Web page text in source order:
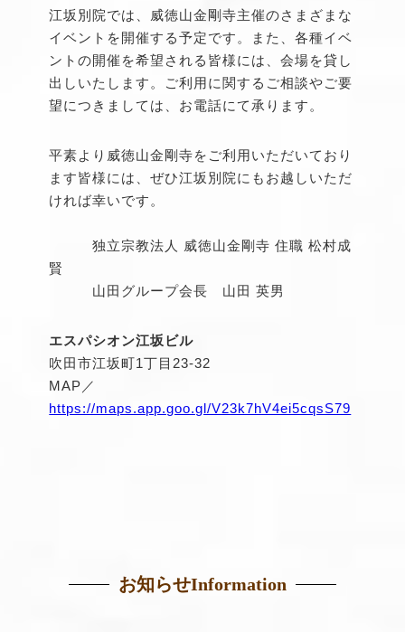
江坂別院では、威徳山金剛寺主催のさまざまな
イベントを開催する予定です。また、各種イベ
ントの開催を希望される皆様には、会場を貸し
出しいたします。ご利用に関するご相談やご要
望につきましては、お電話にて承ります。
平素より威徳山金剛寺をご利用いただいており
ます皆様には、ぜひ江坂別院にもお越しいただ
ければ幸いです。
独立宗教法人 威徳山金剛寺 住職 松村成
賢
山田グループ会長 山田 英男
エスパシオン江坂ビル
吹田市江坂町1丁目23-32
MAP／
https://maps.app.goo.gl/V23k7hV4ei5cqsS79
お知らせInformation